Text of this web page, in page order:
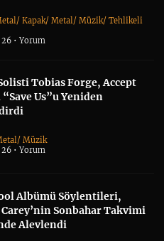
/Kapak/Metal/Müzik/Tehlikeli
•Yorum
Tobias Forge, Accept
Us”u Yeniden
/Müzik
•Yorum
Albümü Söylentileri,
Sonbahar Takvimi
Alevlendi